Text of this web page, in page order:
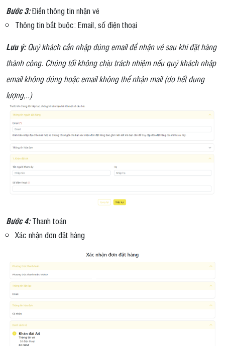
Bước 3:Điền thông tin nhận vé
Thông tin bắt buộc: Email, số điện thoại
Lưu ý:Quý khách cần nhập đúng email để nhận vé sau khi đặt hàng
thành công. Chúng tối không chịu trách nhiệm nếu quý khách nhập
email không đúng hoặc email không thể nhận mail (do hết dung
lượng,..)
Bước 4:Thanh toán
Xác nhận đơn đặt hàng